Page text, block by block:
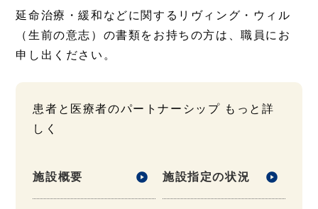
延命治療・緩和などに関するリヴィング・ウィル
（生前の意志）の書類をお持ちの方は、職員にお
申し出ください。
患者と医療者のパートナーシップ もっと詳
しく
施設概要 施設指定の状況